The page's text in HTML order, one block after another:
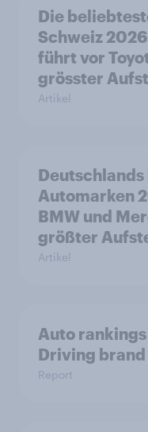
Die
Schweiz
führt vor
grösster
Artikel
Automarken
BMW und
größter
Artikel
Auto
Driving
Report